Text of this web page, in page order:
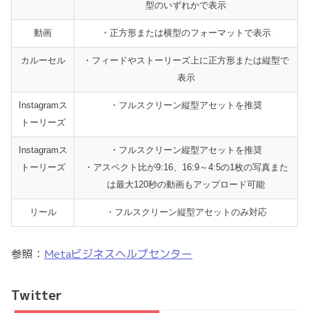
型のいずれかで表示
動画 ・正方形または横型のフォーマットで表示
カルーセル
・フィードやストーリーズ上に正方形または縦型で
表示
Instagramス
トーリーズ
・フルスクリーン縦型アセットを推奨
Instagramス
トーリーズ
・フルスクリーン縦型アセットを推奨
・アスペクト比が9:16、16:9～4:5の1枚の写真また
は最大120秒の動画もアップロード可能
リール ・フルスクリーン縦型アセットのみ対応
参照： Metaビジネスヘルプセンター
Twitter